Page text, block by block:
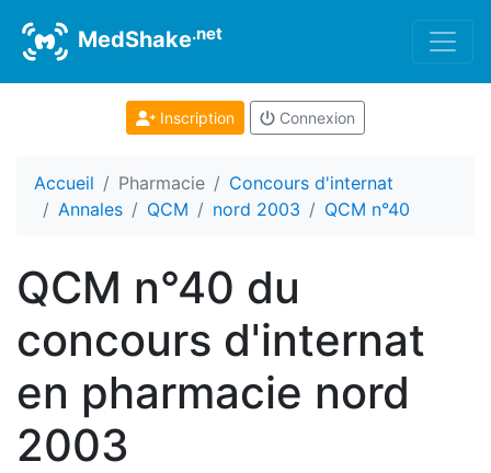
MedShake.net
Inscription Connexion
Accueil Pharmacie
Concours d'internat
Annales
QCM nord 2003 QCM n°40
QCM n°40 du
concours d'internat
en pharmacie nord
2003